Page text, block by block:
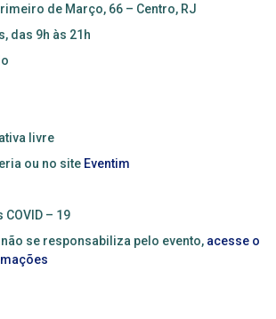
de Março, 66 – Centro, RJ
das 9h às 21h
livre
ou no site Eventim
– 19
se responsabiliza pelo evento, acesse o